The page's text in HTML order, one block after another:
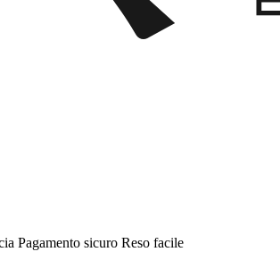
Pagamento sicuro Reso facile